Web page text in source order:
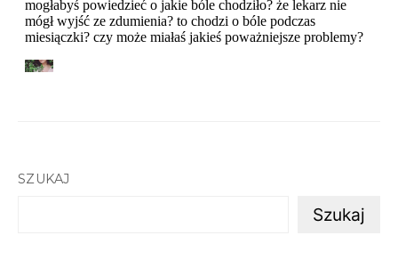
SZUKAJ
Szukaj